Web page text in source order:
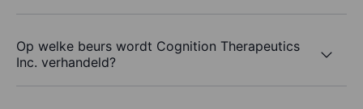
Op welke beurs wordt Cognition Therapeutics
Inc. verhandeld?